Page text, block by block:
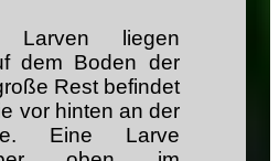
liegen
dem Boden der
Rest befindet
vor hinten an der
Eine Larve